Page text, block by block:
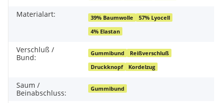
Materialart: 39% Baumwolle
57% Lyocell
4% Elastan
Verschluß /
Bund:
Gummibund
Reißverschluß
Druckknopf
Kordelzug
Saum /
Beinabschluss:
Gummibund